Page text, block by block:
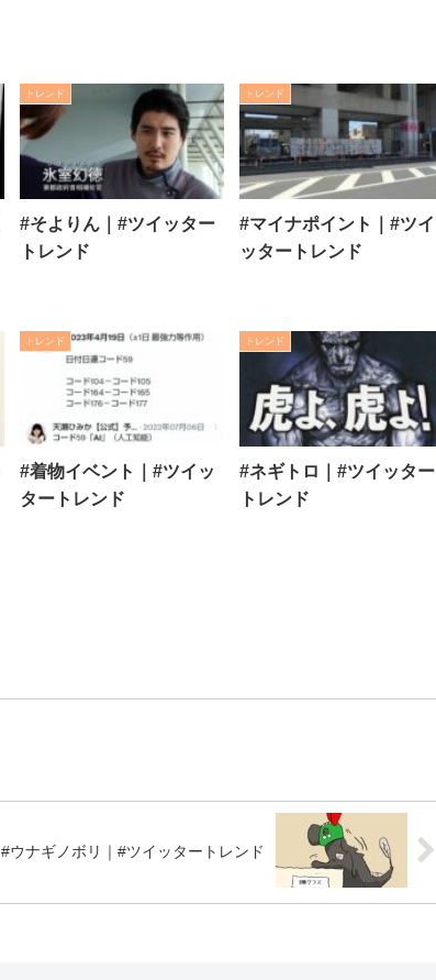
トレンド
#そよりん｜#ツイッター
トレンド
トレンド
#マイナポイント｜#ツイ
ッタートレンド
トレンド
#着物イベント｜#ツイッ
タートレンド
トレンド
#ネギトロ｜#ツイッター
トレンド
#ウナギノボリ｜#ツイッタートレンド